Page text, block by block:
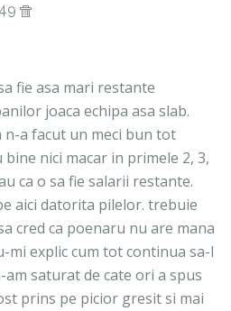
fie asa mari restante
joaca echipa asa slab.
n-a facut un meci bun tot
nici macar in primele 2, 3,
ca o sa fie salarii restante.
aici datorita pilelor. trebuie
cred ca poenaru nu are mana
mi explic cum tot continua sa-l
saturat de cate ori a spus
prins pe picior gresit si mai